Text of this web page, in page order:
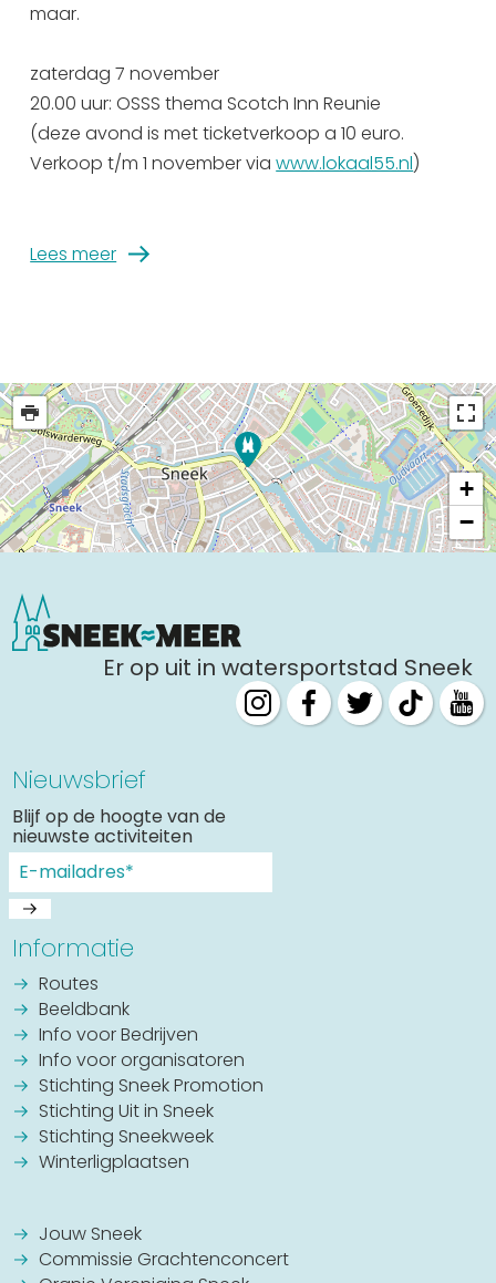
Winkelen in Sneek
maar.
zaterdag 7 november
20.00 uur: OSSS thema Scotch Inn Reunie
(deze avond is met ticketverkoop a 10 euro.
Verkoop t/m 1 november viawww.lokaal55.nl)
Lees meer
+
−
Er op uit in watersportstad Sneek
Nieuwsbrief
Blijf op de hoogte van de
nieuwste activiteiten
Informatie
Routes
Beeldbank
Info voor Bedrijven
Info voor organisatoren
Stichting Sneek Promotion
Stichting Uit in Sneek
Stichting Sneekweek
Winterligplaatsen
Jouw Sneek
Commissie Grachtenconcert